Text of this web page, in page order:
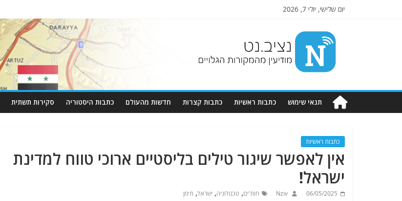
יום שלישי, יולי 7, 2026
Nziv.net
מודיעין
מהמקורות
תנאי שימוש כתבות ראשיות כתבות קצרות חדשות מהעולם כתבות היסטוריה סקירות תשתית
כתבות ראשיות
אין לאפשר שיגור טילים בליסטיים ארוכי טווח למדינת
ישראל!
06/05/2025
Nziv חות'ים, טכנולוגיה, ישראל, תימן